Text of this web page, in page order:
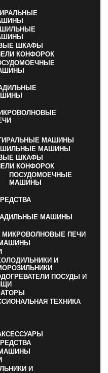
ШКАФЫ
КОНФОРОК
МАШИНЫ
МАШИНЫ
ШКАФЫ
КОНФОРОК
ПОСУДОМОЕЧНЫЕ
МАШИНЫ
МАШИНЫ
МИКРОВОЛНОВЫЕ ПЕЧИ
И
ПОСУДЫ И
ТЕХНИКА
И